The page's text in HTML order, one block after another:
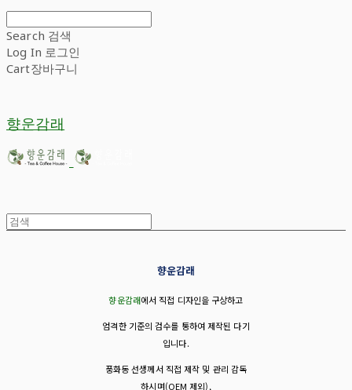
Search 검색
Log In 로그인
Cart장바구니
향운감래
향운감래
향운감래에서 직접 디자인을 구상하고
엄격한 기준의 검수를 통하여 제작된 다기
입니다.
풍화동 선생께서직접 제작 및 관리 감독
하시며(OEM 제외),